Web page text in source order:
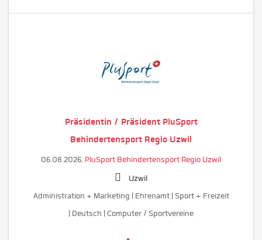
Präsidentin / Präsident PluSport
Behindertensport Regio Uzwil
06.08.2026, PluSport Behindertensport Regio Uzwil
Uzwil
Administration + Marketing | Ehrenamt | Sport + Freizeit
| Deutsch | Computer / Sportvereine